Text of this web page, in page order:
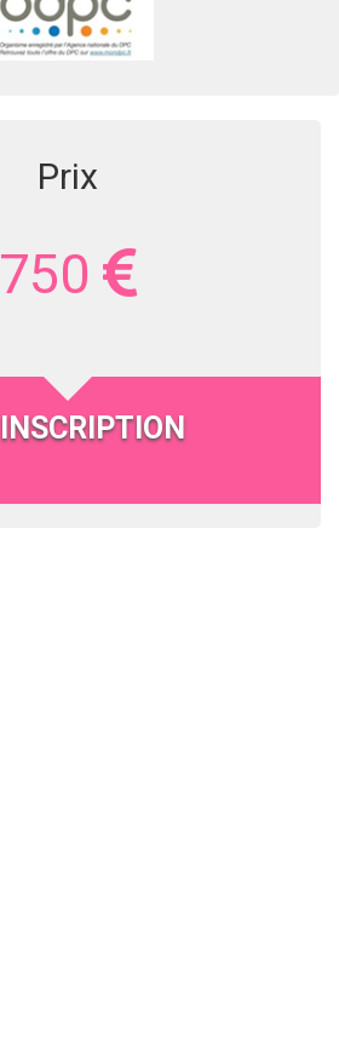
Prix
750
INSCRIPTION